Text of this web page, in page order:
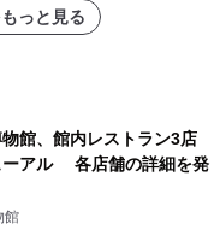
っと見る
館、館内レストラン3店
ーアル 各店舗の詳細を発
館